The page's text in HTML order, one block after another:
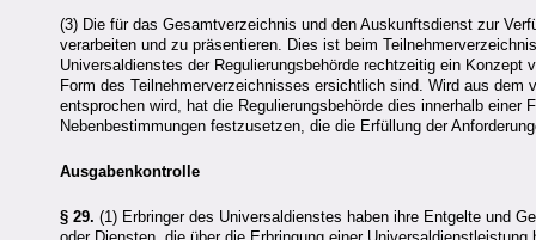
(3) Die für das Gesamtverzeichnis und den Auskunftsdienst zur
verarbeiten und zu präsentieren. Dies ist beim
Universaldienstes der Regulierungsbehörde rechtzeitig ein
Form des Teilnehmerverzeichnisses ersichtlich sind. Wird aus
entsprochen wird, hat die Regulierungsbehörde dies innerhalb
Nebenbestimmungen festzusetzen, die die Erfüllung der
Ausgabenkontrolle
§ 29. (1) Erbringer des Universaldienstes haben ihre Entgelte und